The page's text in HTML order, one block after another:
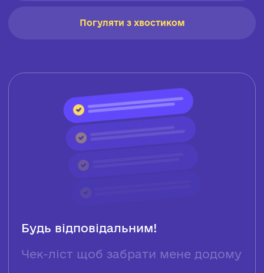
Погуляти з хвостиком
Будь відповідальним!
Чек-ліст щоб забрати мене додому